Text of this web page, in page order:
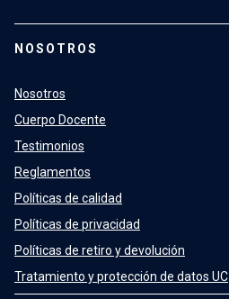
NOSOTROS
Nosotros
Cuerpo Docente
Testimonios
Reglamentos
Políticas de calidad
Políticas de privacidad
Políticas de retiro y devolución
Tratamiento y protección de datos UC